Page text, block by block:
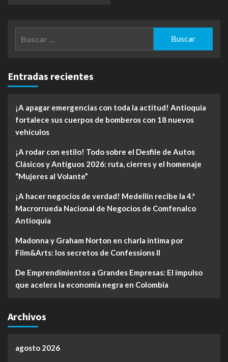
Entradas recientes
¡A apagar emergencias con toda la actitud! Antioquia
fortalece sus cuerpos de bomberos con 18 nuevos
vehículos
¡A rodar con estilo! Todo sobre el Desfile de Autos
Clásicos y Antiguos 2026: ruta, cierres y el homenaje
“Mujeres al Volante”
¡A hacer negocios de verdad! Medellín recibe la 4.ª
Macrorrueda Nacional de Negocios de Comfenalco
Antioquia
Madonna y Graham Norton en charla íntima por
Film&Arts: los secretos de Confessions II
De Emprendimientos a Grandes Empresas: El impulso
que acelera la economía negra en Colombia
Archivos
agosto 2026